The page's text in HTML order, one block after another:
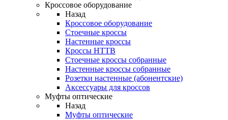
Кроссовое оборудование
Назад
Кроссовое оборудование
Стоечные кроссы
Настенные кроссы
Кроссы HTTB
Стоечные кроссы собранные
Настенные кроссы собранные
Розетки настенные (абонентские)
Аксессуары для кроссов
Муфты оптические
Назад
Муфты оптические